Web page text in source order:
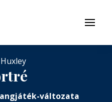
Menü
változata